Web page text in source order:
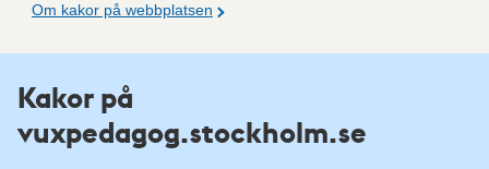
Om kakor på webbplatsen
Fler resurser
Vuxenutbildning Stockholm
Kakor på
vuxpedagog.stockholm.se